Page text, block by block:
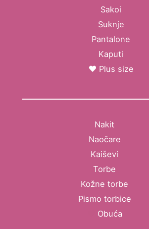
Sakoi
Suknje
Pantalone
Kaputi
Plus size
Nakit
Naočare
Kaiševi
Torbe
Kožne torbe
Pismo torbice
Obuća